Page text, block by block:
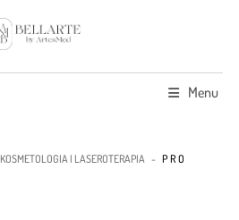
Menu
KOSMETOLOGIA I LASEROTERAPIA - PRO